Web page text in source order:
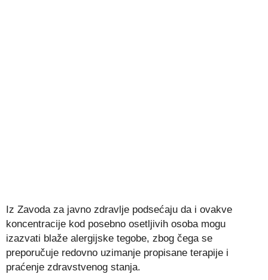
Iz Zavoda za javno zdravlje podsećaju da i ovakve
koncentracije kod posebno osetljivih osoba mogu
izazvati blaže alergijske tegobe, zbog čega se
preporučuje redovno uzimanje propisane terapije i
praćenje zdravstvenog stanja.